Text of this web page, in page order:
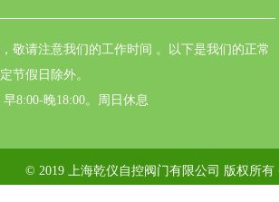
敬请注意我们的工作时间 。以下是我们的正常
节假日除外。
8:00-晚18:00。周日休息
© 2019 上海乾仪自控阀门有限公司 版权所有